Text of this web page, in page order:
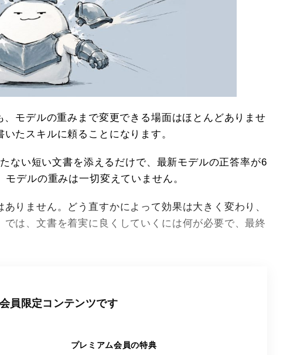
モデルの重みまで変更できる場面はほとんどありませ
たスキルに頼ることになります。
ない短い文書を添えるだけで、最新モデルの正答率が6
デルの重みは一切変えていません。
りません。どう直すかによって効果は大きく変わり、
は、文書を着実に良くしていくには何が必要で、最終
員限定コンテンツです
プレミアム会員の特典